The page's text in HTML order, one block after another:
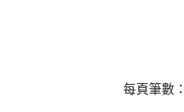
每頁筆數：